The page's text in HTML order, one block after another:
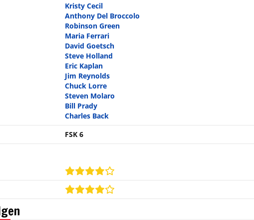
Kristy Cecil
Anthony Del Broccolo
Robinson Green
Maria Ferrari
David Goetsch
Steve Holland
Eric Kaplan
Jim Reynolds
Chuck Lorre
Steven Molaro
Bill Prady
Charles Back
FSK 6